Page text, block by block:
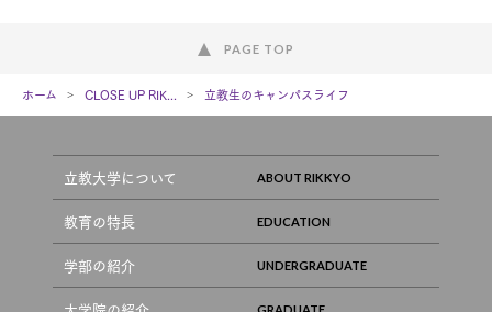
PAGE TOP
ホーム CLOSE UP RIK... 立教生のキャンパスライフ
立教大学について
教育の特長
学部の紹介